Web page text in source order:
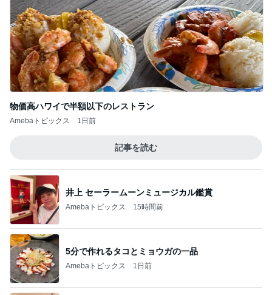
物価高ハワイで半額以下のレストラン
Amebaトピックス 1日前
記事を読む
井上 セーラームーンミュージカル鑑賞
Amebaトピックス 15時間前
5分で作れるタコとミョウガの一品
Amebaトピックス 1日前